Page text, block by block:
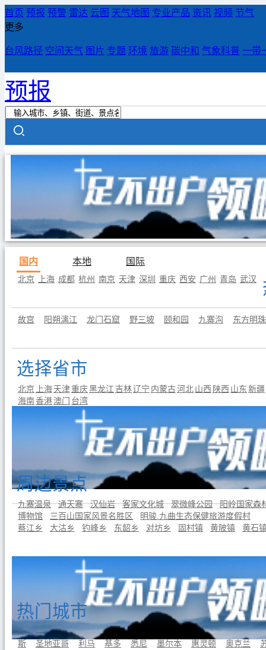
首页 预报 预警 雷达 云图 天气地图 专业产品 资讯 视频 节气
更多
台风路径 空间天气 图片 专题 环境 旅游 碳中和 气象科普 一带
预报
国内 本地 国际
北京 上海 成都 杭州 南京 天津 深圳 重庆 西安 广州 青岛 武汉
故宫 阳朔漓江 龙门石窟 野三坡 颐和园 九寨沟 东方明珠
选择省市
北京 上海 天津重庆黑龙江 吉林辽宁 内蒙古河北 山西 陕西 山东 新疆
海南香港 澳门 台湾
南丰 黎川金溪长汀清流 泰宁宁化建宁吉安石城
周边景点
九寨温泉 通天寨 汉仙岩 客家文化城 翠微峰公园
阳岭国家森
博物馆
三百山国家风景名胜区
明骏.九曲生态保健旅游度假村
蔡江乡
大沽乡 钓峰乡 东韶乡 对坊乡 固村镇 黄陂镇 黄石
热门城市
曼谷 东京 首尔 吉隆坡 罗马 伦敦
雅典
斯
圣地亚哥 利马 基多 悉尼 墨尔本 惠灵顿 奥克兰